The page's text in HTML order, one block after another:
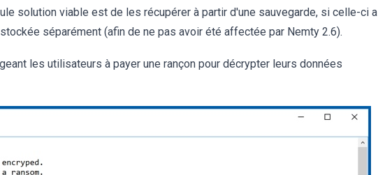
solution viable est de les récupérer à partir d'une sauvegarde, si celle-ci a
séparément (afin de ne pas avoir été affectée par Nemty 2.6).
les utilisateurs à payer une rançon pour décrypter leurs données